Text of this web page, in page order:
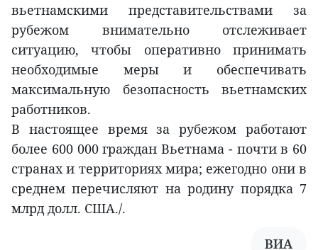
вьетнамскими представительствами за
рубежом внимательно отслеживает
ситуацию, чтобы оперативно принимать
необходимые меры и обеспечивать
максимальную безопасность вьетнамских
работников.
В настоящее время за рубежом работают
более 600 000 граждан Вьетнама - почти в 60
странах и территориях мира; ежегодно они в
среднем перечисляют на родину порядка 7
млрд долл. США./.
ВИА